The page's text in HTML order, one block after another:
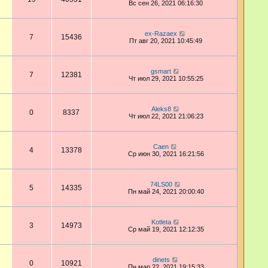
Вс сен 26, 2021 06:16:30
7 15436
ex-Razaex
Пт авг 20, 2021 10:45:49
7 12381
gsmart
Чт июл 29, 2021 10:55:25
0 8337
Aleks8
Чт июл 22, 2021 21:06:23
4 13378
Caen
Ср июн 30, 2021 16:21:56
5 14335
74LS00
Пн май 24, 2021 20:00:40
3 14973
Kotleta
Ср май 19, 2021 12:12:35
0 10921
dinets